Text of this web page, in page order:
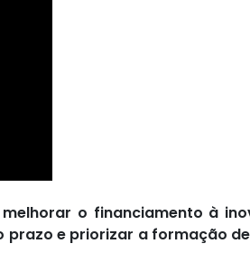
o financiamento à
e priorizar a formação